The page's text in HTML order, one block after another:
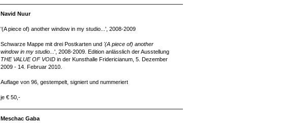
Navid Nuur
'(A piece of) another window in my studio...', 2008-2009
Schwarze Mappe mit drei Postkarten und '(A piece of) another
window in my studio... ', 2008-2009. Edition anlässlich der Ausstellung
THE VALUE OF VOID in der Kunsthalle Fridericianum, 5. Dezember
2009 - 14. Februar 2010.
Auflage von 96, gestempelt, signiert und nummeriert
je € 50,-
Meschac Gaba